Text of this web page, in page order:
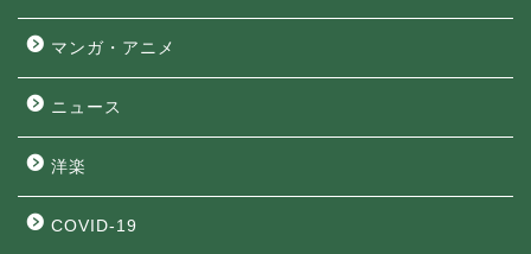
マンガ・アニメ
ニュース
洋楽
COVID-19